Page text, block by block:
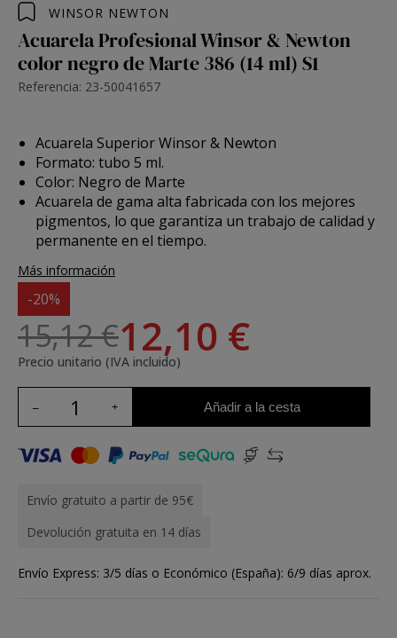
WINSOR NEWTON
Acuarela Profesional Winsor & Newton
color negro de Marte 386 (14 ml) S1
Referencia: 23-50041657
Acuarela Superior Winsor & Newton
Formato: tubo 5 ml.
Color: Negro de Marte
Acuarela de gama alta fabricada con los mejores
pigmentos, lo que garantiza un trabajo de calidad y
permanente en el tiempo.
Más información
-20%
15,12 €12,10 €
Precio unitario (IVA incluido)
Añadir a la cesta
Envío gratuito a partir de 95€
Devolución gratuita en 14 días
Envío Express: 3/5 días o Económico (España): 6/9 días aprox.